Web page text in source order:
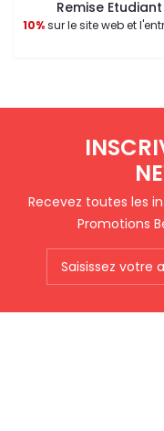
Remise Etudiant
10%sur le site web et
Recevez toutes les
Promotions